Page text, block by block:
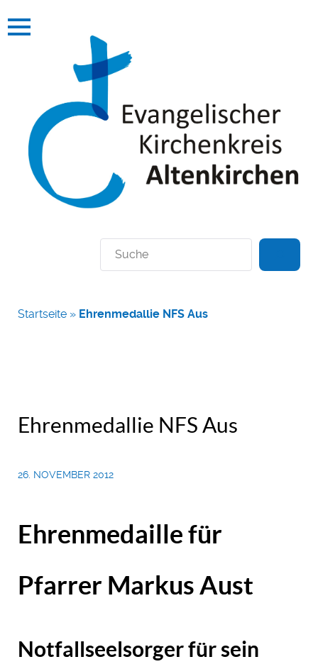
Suchen
Startseite » Ehrenmedallie NFS Aus
Ehrenmedallie NFS Aus
26. NOVEMBER 2012
Ehrenmedaille für
Pfarrer Markus Aust
Notfallseelsorger für sein